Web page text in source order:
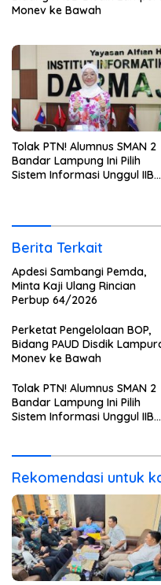
Monev ke Bawah
Tolak PTN! Alumnus SMAN 2
Bandar Lampung Ini Pilih
Sistem Informasi Unggul IIB
Berita Terkait
Apdesi Sambangi Pemda,
Minta Kaji Ulang Rincian
Perbup 64/2026
Perketat Pengelolaan BOP,
Bidang PAUD Disdik
Monev ke Bawah
Tolak PTN! Alumnus SMAN 2
Bandar Lampung Ini Pilih
Sistem Informasi Unggul IIB
Rekomendasi untuk